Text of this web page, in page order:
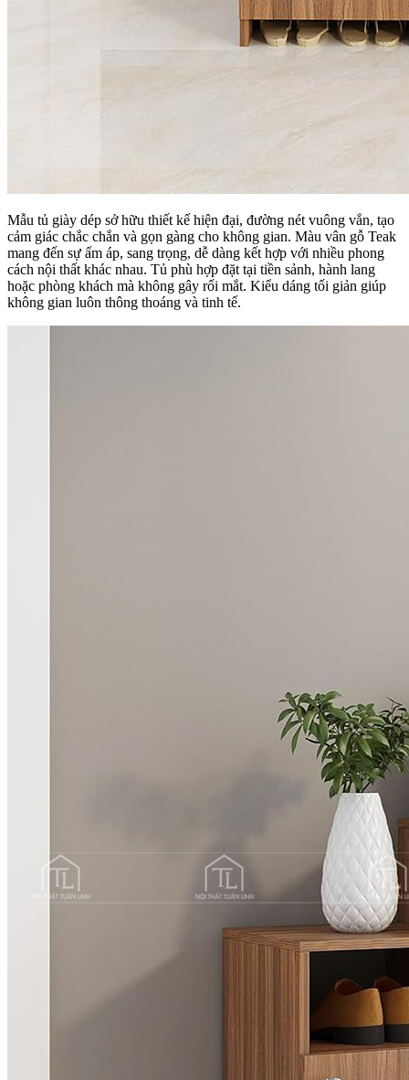
Mẫu tủ giày dép sở hữu thiết kế hiện đại, đường nét vuông vắn, tạo
cảm giác chắc chắn và gọn gàng cho không gian. Màu vân gỗ Teak
mang đến sự ấm áp, sang trọng, dễ dàng kết hợp với nhiều phong
cách nội thất khác nhau. Tủ phù hợp đặt tại tiền sảnh, hành lang
hoặc phòng khách mà không gây rối mắt. Kiểu dáng tối giản giúp
không gian luôn thông thoáng và tinh tế.